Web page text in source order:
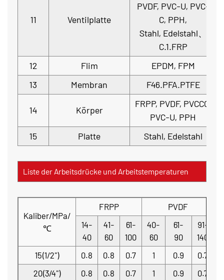
11 Ventilplatte
PVDF, PVC-U, PVC-
C, PPH,
Stahl, Edelstahl、
C.1.FRP
12
Flim
EPDM, FPM
13
Membran F46.PFA.PTFE
14 Körper
FRPP, PVDF, PVCCC,
PVC-U, PPH
15
Platte Stahl, Edelstahl
Liste der Arbeitsdrücke und Arbeitstemperaturen
Kaliber/MPa/
℃
FRPP
PVDF
14-
40
41-
60
61-
100
40-
60
61-
90
91-
140
15(1/2")
0.8 0.8 0.7 1 0.9 0.7
20(3/4")
0.8 0.8 0.7 1 0.9 0.7